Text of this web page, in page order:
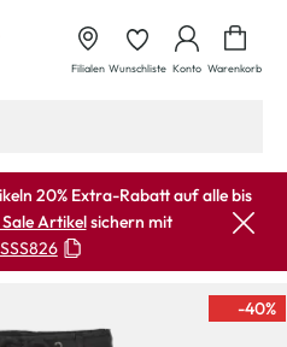
Filialen Wunschliste Konto Warenkorb
20% Extra-Rabatt auf alle bis
Artikelsichern mit
SSS826
-40%